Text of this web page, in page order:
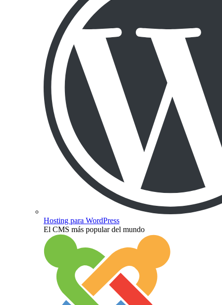
Hosting para WordPress
El CMS más popular del mundo